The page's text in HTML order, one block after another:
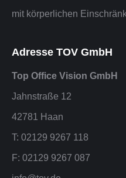
mit körperlichen
Adresse TOV GmbH
Top Office Vision GmbH
Jahnstraße 12
42781 Haan
T: 02129 9267 118
F: 02129 9267 087